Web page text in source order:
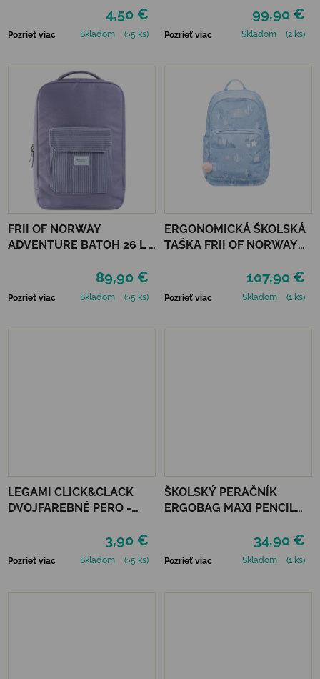
4,50 €
Pozrieť viac Skladom (>5 ks)
99,90 €
Pozrieť viac Skladom (2 ks)
FRII OF NORWAY
ADVENTURE BATOH 26 L -
89,90 €
Pozrieť viac Skladom (>5 ks)
ERGONOMICKÁ ŠKOLSKÁ
TAŠKA FRII OF NORWAY
107,90 €
Pozrieť viac Skladom (1 ks)
LEGAMI CLICK&CLACK
DVOJFAREBNÉ PERO -
3,90 €
Pozrieť viac Skladom (>5 ks)
ŠKOLSKÝ PERAČNÍK
ERGOBAG MAXI PENCIL
34,90 €
Pozrieť viac Skladom (1 ks)